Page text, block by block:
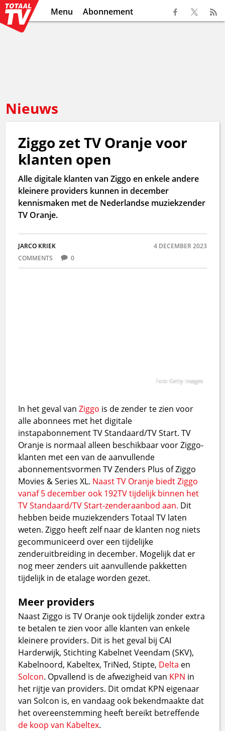
Menu Abonnement
Nieuws
Ziggo zet TV Oranje voor
klanten open
Alle digitale klanten van Ziggo en enkele andere
kleinere providers kunnen in december
kennismaken met de Nederlandse muziekzender
TV Oranje.
JARCO KRIEK
4 DECEMBER 2023
COMMENTS
0
Foto Getty Images
In het geval vanZiggo is de zender te zien voor
alle abonnees met het digitale
instapabonnement TV Standaard/TV Start. TV
Oranje is normaal alleen beschikbaar voor Ziggo-
klanten met een van de aanvullende
abonnementsvormen TV Zenders Plus of Ziggo
Movies & Series XL. Naast TV Oranje biedt Ziggo
vanaf 5 december ook 192TV tijdelijk binnen het
TV Standaard/TV Start-zenderaanbod aan. Dit
hebben beide muziekzenders Totaal TV laten
weten. Ziggo heeft zelf naar de klanten nog niets
gecommuniceerd over een tijdelijke
zenderuitbreiding in december. Mogelijk dat er
nog meer zenders uit aanvullende pakketten
tijdelijk in de etalage worden gezet.
Meer providers
Naast Ziggo is TV Oranje ook tijdelijk zonder extra
te betalen te zien voor alle klanten van enkele
kleinere providers. Dit is het geval bij CAI
Harderwijk, Stichting Kabelnet Veendam (SKV),
Kabelnoord, Kabeltex, TriNed, Stipte, Delta en
Solcon. Opvallend is de afwezigheid van KPN in
het rijtje van providers. Dit omdat KPN eigenaar
van Solcon is, en vandaag ook bekendmaakte dat
het overeenstemming heeft bereikt betreffende
de koop van Kabeltex.